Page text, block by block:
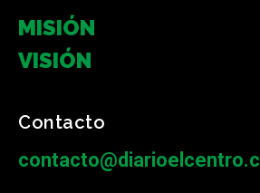
MISIÓN
VISIÓN
Contacto
contacto@diarioelcentro.cl